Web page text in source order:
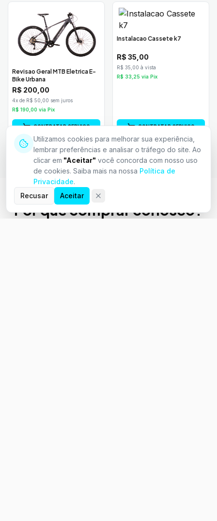
Revisao Geral MTB Eletrica E-
Bike Urbana
R$ 200,00
4x de R$ 50,00 sem juros
R$ 190,00 via Pix
CONTRATAR SERVIÇO
Instalacao Cassete k7
R$ 35,00
R$ 35,00 à vista
R$ 33,25 via Pix
CONTRATAR SERVIÇO
Por que comprar conosco?
Utilizamos cookies para melhorar sua experiência,
lembrar preferências e analisar o tráfego do site. Ao
clicar em "Aceitar" você concorda com nosso uso
de cookies. Saiba mais na nossa Política de
Privacidade.
Recusar
Aceitar